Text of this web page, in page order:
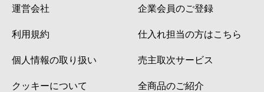
運営会社
利用規約
個人情報の取り扱い
クッキーについて
企業会員のご登録
仕入れ担当の方はこちら
売主取次サービス
全商品のご紹介